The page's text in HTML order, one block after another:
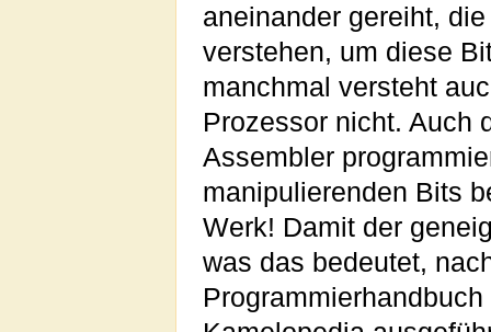
aneinander gereiht,
verstehen, um diese
manchmal versteht
Prozessor nicht. Auch
Assembler
manipulierenden Bits
Werk! Damit der
was das bedeutet,